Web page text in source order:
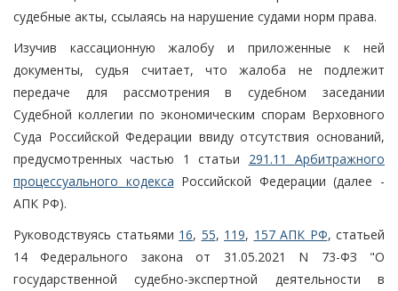
судебные акты, ссылаясь на нарушение судами норм права.
Изучив кассационную жалобу и приложенные к ней
документы, судья считает, что жалоба не подлежит
передаче для рассмотрения в судебном заседании
Судебной коллегии по экономическим спорам Верховного
Суда Российской Федерации ввиду отсутствия оснований,
предусмотренных частью 1 статьи 291.11 Арбитражного
процессуального кодекса Российской Федерации (далее -
АПК РФ).
Руководствуясь статьями 16, 55, 119, 157 АПК РФ, статьей
14 Федерального закона от 31.05.2021 N 73-ФЗ "О
государственной судебно-экспертной деятельности в